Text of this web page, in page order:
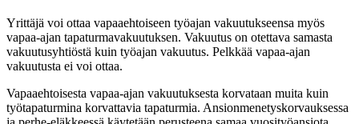
Yrittäjä voi ottaa vapaaehtoiseen työajan vakuutukseensa myös
vapaa-ajan tapaturmavakuutuksen. Vakuutus on otettava samasta
vakuutusyhtiöstä kuin työajan vakuutus. Pelkkää vapaa-ajan
vakuutusta ei voi ottaa.
Vapaaehtoisesta vapaa-ajan vakuutuksesta korvataan muita kuin
työtapaturmina korvattavia tapaturmia. Ansionmenetyskorvauksessa